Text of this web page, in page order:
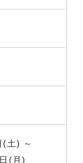
(土) ～
(月)